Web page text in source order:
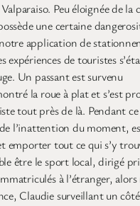
Peu éloignée de la
une certaine
application de
expériences de touristes
Un passant est survenu
la roue à plat et s’est
tout près de là. Pendant
l’inattention du moment,
emporter tout ce qui s’y
être le sport local, dirigé
à l’étranger, alors
Claudie surveillant un